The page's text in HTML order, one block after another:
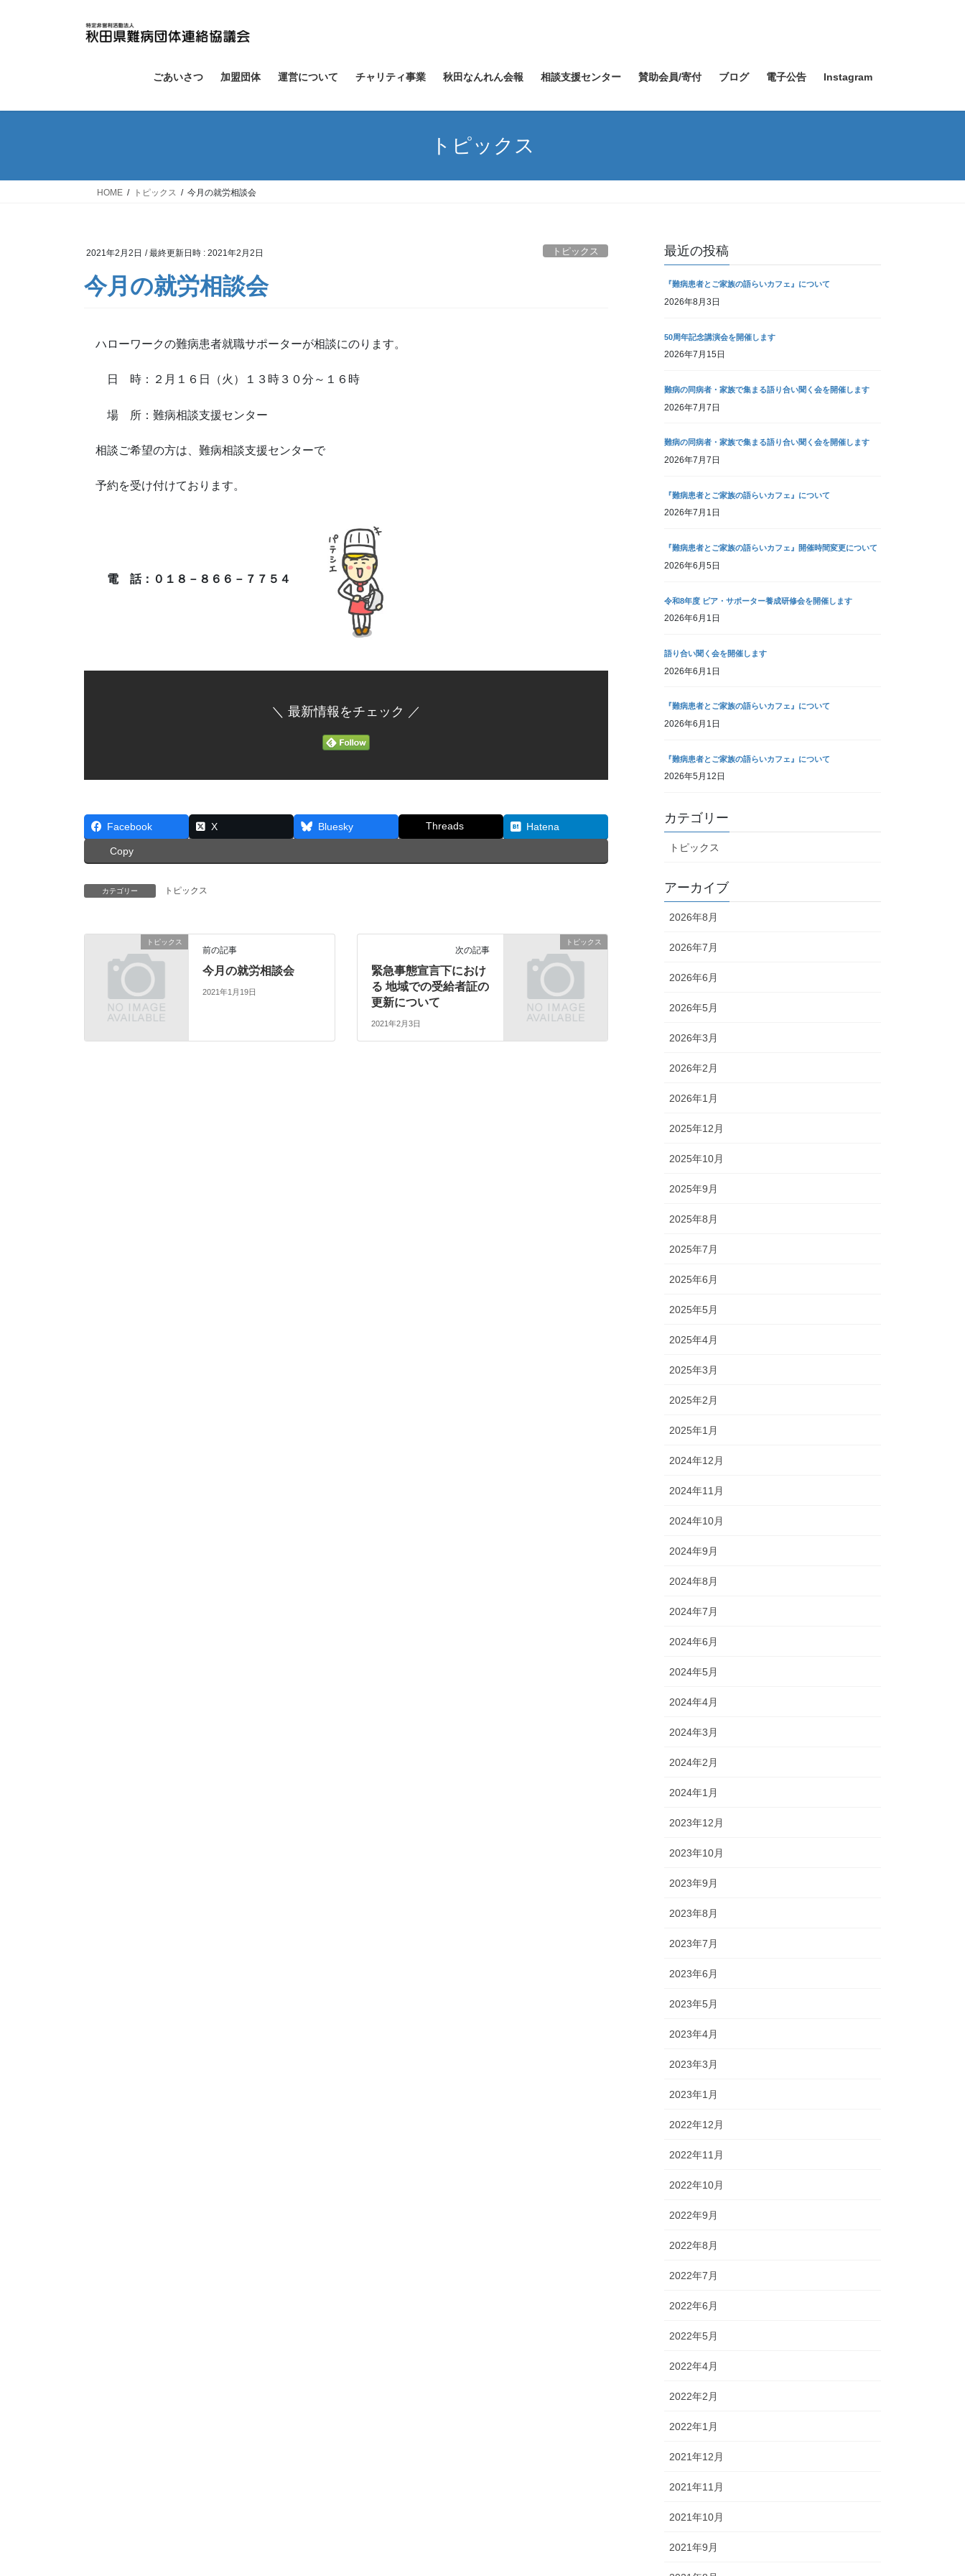
ス
ン
ごあいさつ 加盟団体 運営について チャリティ事業 秋田なんれん会報 相談支援センター 賛助会員/寄付 ブログ 電子公告 Instagram
トピックス
HOME トピックス 今月の就労相談会
2021年2月2日 / 最終更新日時 : 2021年2月2日 トピックス
今月の就労相談会
ハローワークの難病患者就職サポーターが相談にのります。
日 時：２月１６日（火）１３時３０分～１６時
場 所：難病相談支援センター
相談ご希望の方は、難病相談支援センターで
予約を受け付けております。
電 話：０１８－８６６－７７５４
＼ 最新情報をチェック ／
Facebook X Bluesky Threads Hatena
Copy
カテゴリー トピックス
トピックス
前の記事
今月の就労相談会
2021年1月19日
トピックス
次の記事
緊急事態宣言下におけ
る 地域での受給者証の
更新について
2021年2月3日
最近の投稿
『難病患者とご家族の語らいカフェ』について
2026年8月3日
50周年記念講演会を開催します
2026年7月15日
難病の同病者・家族で集まる語り合い聞く会を開催します
2026年7月7日
難病の同病者・家族で集まる語り合い聞く会を開催します
2026年7月7日
『難病患者とご家族の語らいカフェ』について
2026年7月1日
『難病患者とご家族の語らいカフェ』開催時間変更について
2026年6月5日
令和8年度 ピア・サポーター養成研修会を開催します
2026年6月1日
語り合い聞く会を開催します
2026年6月1日
『難病患者とご家族の語らいカフェ』について
2026年6月1日
『難病患者とご家族の語らいカフェ』について
2026年5月12日
カテゴリー
トピックス
アーカイブ
2026年8月
2026年7月
2026年6月
2026年5月
2026年3月
2026年2月
2026年1月
2025年12月
2025年10月
2025年9月
2025年8月
2025年7月
2025年6月
2025年5月
2025年4月
2025年3月
2025年2月
2025年1月
2024年12月
2024年11月
2024年10月
2024年9月
2024年8月
2024年7月
2024年6月
2024年5月
2024年4月
2024年3月
2024年2月
2024年1月
2023年12月
2023年10月
2023年9月
2023年8月
2023年7月
2023年6月
2023年5月
2023年4月
2023年3月
2023年1月
2022年12月
2022年11月
2022年10月
2022年9月
2022年8月
2022年7月
2022年6月
2022年5月
2022年4月
2022年2月
2022年1月
2021年12月
2021年11月
2021年10月
2021年9月